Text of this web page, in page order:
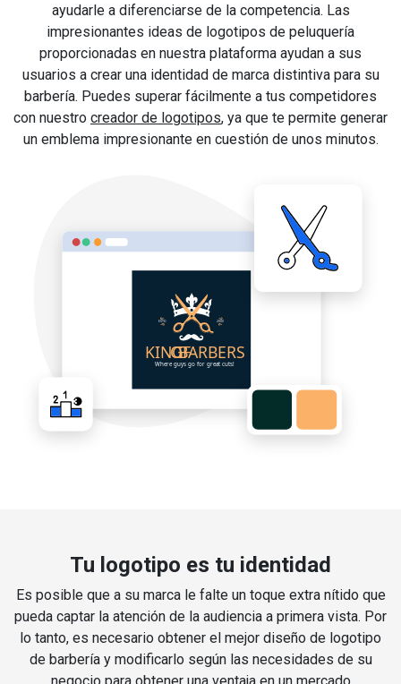
ayudarle a diferenciarse de la competencia. Las
impresionantes ideas de logotipos de peluquería
proporcionadas en nuestra plataforma ayudan a sus
usuarios a crear una identidad de marca distintiva para su
barbería. Puedes superar fácilmente a tus competidores
con nuestro creador de logotipos, ya que te permite generar
un emblema impresionante en cuestión de unos minutos.
Tu logotipo es tu identidad
Es posible que a su marca le falte un toque extra nítido que
pueda captar la atención de la audiencia a primera vista. Por
lo tanto, es necesario obtener el mejor diseño de logotipo
de barbería y modificarlo según las necesidades de su